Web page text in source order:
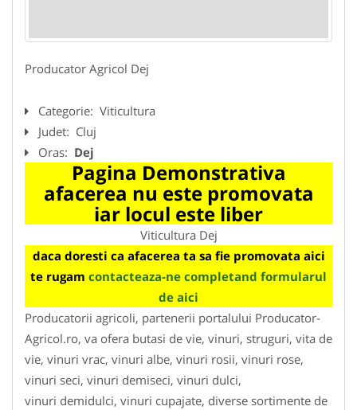
Producator Agricol Dej
Categorie: Viticultura
Judet: Cluj
Oras: Dej
Pagina Demonstrativa
afacerea nu este promovata
iar locul este liber
Viticultura Dej
daca doresti ca afacerea ta sa fie promovata aici
te rugam contacteaza-ne completand formularul
de aici
Producatorii agricoli, partenerii portalului Producator-
Agricol.ro, va ofera butasi de vie, vinuri, struguri, vita de
vie, vinuri vrac, vinuri albe, vinuri rosii, vinuri rose,
vinuri seci, vinuri demiseci, vinuri dulci,
vinuri demidulci, vinuri cupajate, diverse sortimente de